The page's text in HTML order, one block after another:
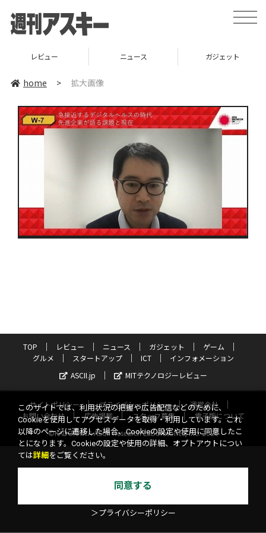
toggle
レビュー ニュース ガジェット
home > 拡大画像
TOP レビュー ニュース ガジェット
ゲーム
グルメ
スタートアップ ICT
インフォメーション
ASCII.jp
MITテクノロジーレビュー
サイトポリシー プライバシーポリシー
運営会社
お問い合わせ
広告掲載 スタッフ募集
電子版について
©KADOKAWA ASCII Research Laboratories, Inc. 2026
このサイトでは、利用状況の把握や広告配信などのために、
Cookieを使用してアクセスデータを取得・利用しています。これ
以降のページに遷移した場合、Cookieの設定や使用に同意したこ
とになります。Cookieの設定や使用の詳細、オプトアウトについ
ては詳細 をご覧ください。
同意する
＞プライバシーポリシー